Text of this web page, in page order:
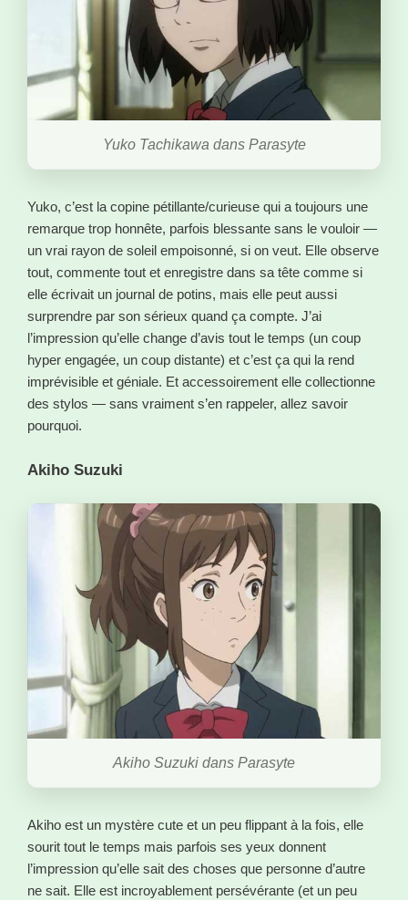
Yuko Tachikawa dans Parasyte
Yuko, c’est la copine pétillante/curieuse qui a toujours une
remarque trop honnête, parfois blessante sans le vouloir —
un vrai rayon de soleil empoisonné, si on veut. Elle observe
tout, commente tout et enregistre dans sa tête comme si
elle écrivait un journal de potins, mais elle peut aussi
surprendre par son sérieux quand ça compte. J’ai
l’impression qu’elle change d’avis tout le temps (un coup
hyper engagée, un coup distante) et c’est ça qui la rend
imprévisible et géniale. Et accessoirement elle collectionne
des stylos — sans vraiment s’en rappeler, allez savoir
pourquoi.
Akiho Suzuki
Akiho Suzuki dans Parasyte
Akiho est un mystère cute et un peu flippant à la fois, elle
sourit tout le temps mais parfois ses yeux donnent
l’impression qu’elle sait des choses que personne d’autre
ne sait. Elle est incroyablement persévérante (et un peu